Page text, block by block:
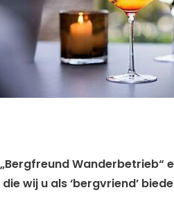
Wanderbetrieb“
wij u als ‘bergvriend’